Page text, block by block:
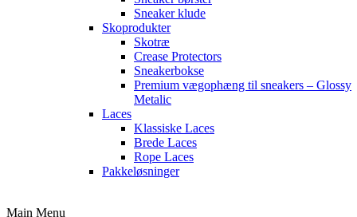
Sneaker klude
Skoprodukter
Skotræ
Crease Protectors
Sneakerbokse
Premium vægophæng til sneakers – Glossy
Metalic
Laces
Klassiske Laces
Brede Laces
Rope Laces
Pakkeløsninger
Main Menu